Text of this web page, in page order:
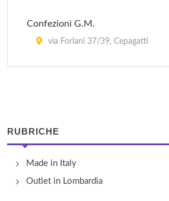
Confezioni G.M.
via Forlani 37/39, Cepagatti
RUBRICHE
Made in Italy
Outlet in Lombardia